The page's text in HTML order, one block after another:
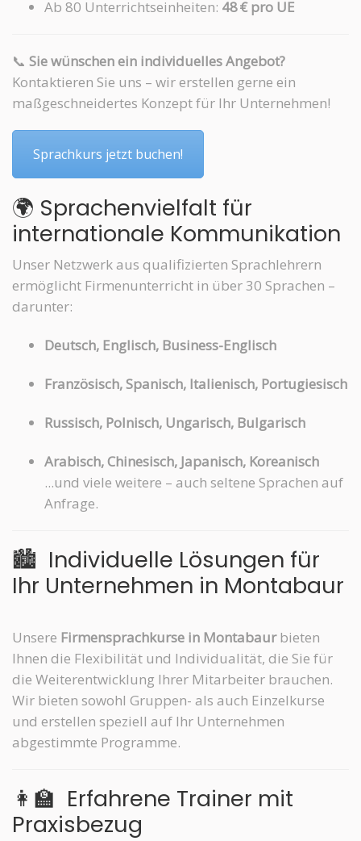
Ab 80 Unterrichtseinheiten: 48 € pro UE
📞 Sie wünschen ein individuelles Angebot?
Kontaktieren Sie uns – wir erstellen gerne ein
maßgeschneidertes Konzept für Ihr Unternehmen!
Sprachkurs jetzt buchen!
🌍 Sprachenvielfalt für
internationale Kommunikation
Unser Netzwerk aus qualifizierten Sprachlehrern
ermöglicht Firmenunterricht in über 30 Sprachen –
darunter:
Deutsch, Englisch, Business-Englisch
Französisch, Spanisch, Italienisch, Portugiesisch
Russisch, Polnisch, Ungarisch, Bulgarisch
Arabisch, Chinesisch, Japanisch, Koreanisch
...und viele weitere – auch seltene Sprachen auf
Anfrage.
🏙️ Individuelle Lösungen für
Ihr Unternehmen in Montabaur
Unsere Firmensprachkurse in Montabaurbieten
Ihnen die Flexibilität und Individualität, die Sie für
die Weiterentwicklung Ihrer Mitarbeiter brauchen.
Wir bieten sowohl Gruppen- als auch Einzelkurse
und erstellen speziell auf Ihr Unternehmen
abgestimmte Programme.
👩‍🏫 Erfahrene Trainer mit
Praxisbezug